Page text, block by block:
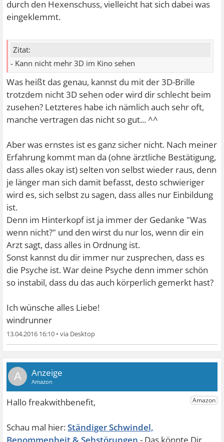
durch den Hexenschuss, vielleicht hat sich dabei was
eingeklemmt.
Zitat:
- Kann nicht mehr 3D im Kino sehen
Was heißt das genau, kannst du mit der 3D-Brille
trotzdem nicht 3D sehen oder wird dir schlecht beim
zusehen? Letzteres habe ich nämlich auch sehr oft,
manche vertragen das nicht so gut... ^^
Aber was ernstes ist es ganz sicher nicht. Nach meiner
Erfahrung kommt man da (ohne ärztliche Bestätigung,
dass alles okay ist) selten von selbst wieder raus, denn
je länger man sich damit befasst, desto schwieriger
wird es, sich selbst zu sagen, dass alles nur Einbildung
ist.
Denn im Hinterkopf ist ja immer der Gedanke "Was
wenn nicht?" und den wirst du nur los, wenn dir ein
Arzt sagt, dass alles in Ordnung ist.
Sonst kannst du dir immer nur zusprechen, dass es
die Psyche ist. War deine Psyche denn immer schön
so instabil, dass du das auch körperlich gemerkt hast?
Ich wünsche alles Liebe!
windrunner
13.04.2016 16:10 •
A
Ständiger Schwindel,
Benommenheit & Sehstörungen